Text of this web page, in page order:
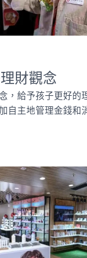
財觀念
，給予孩子更好的
自主地管理金錢和